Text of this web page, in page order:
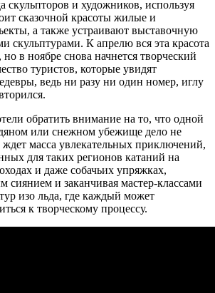
скульпторов и художников, используя
сказочной красоты жилые и
а также устраивают выставочную
скульптурами. К апрелю вся эта красота
но в ноябре снова начнется творческий
туристов, которые увидят
ведь ни разу ни один номер, иглу
обратить внимание на то, что одной
или снежном убежище дело не
ждет масса увлекательных приключений,
для таких регионов катаний на
и даже собачьих упряжках,
сиянием и заканчивая мастер-классами
изо льда, где каждый может
к творческому процессу.